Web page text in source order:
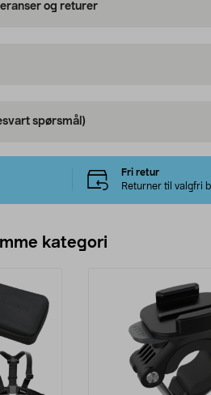
og returer
spørsmål)
Fri retur
Returner til valgfri
kategori